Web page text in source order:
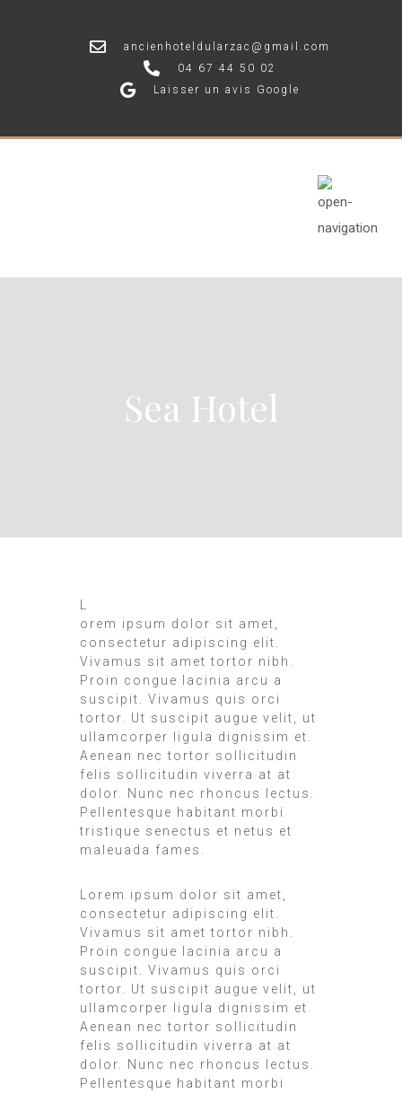
ancienhoteldularzac@gmail.com
04 67 44 50 02
Laisser un avis Google
Sea Hotel
orem ipsum dolor sit amet,
consectetur adipiscing elit.
Vivamus sit amet tortor nibh.
Proin congue lacinia arcu a
suscipit. Vivamus quis orci
tortor. Ut suscipit augue velit, ut
ullamcorper ligula dignissim et.
Aenean nec tortor sollicitudin
felis sollicitudin viverra at at
dolor. Nunc nec rhoncus lectus.
Pellentesque habitant morbi
tristique senectus et netus et
maleuada fames.
Lorem ipsum dolor sit amet,
consectetur adipiscing elit.
Vivamus sit amet tortor nibh.
Proin congue lacinia arcu a
suscipit. Vivamus quis orci
tortor. Ut suscipit augue velit, ut
ullamcorper ligula dignissim et.
Aenean nec tortor sollicitudin
felis sollicitudin viverra at at
dolor. Nunc nec rhoncus lectus.
Pellentesque habitant morbi